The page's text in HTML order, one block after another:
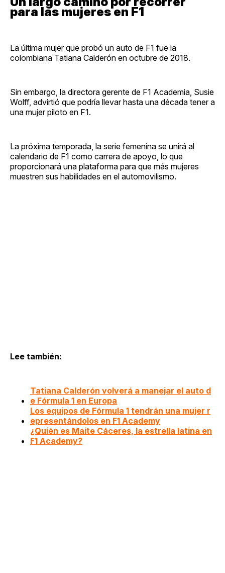
para las mujeres en F1
La última mujer que probó un auto de F1 fue la
colombiana Tatiana Calderón en octubre de 2018.
Sin embargo, la directora gerente de F1 Academia, Susie
Wolff, advirtió que podría llevar hasta una década tener a
una mujer piloto en F1.
La próxima temporada, la serie femenina se unirá al
calendario de F1 como carrera de apoyo, lo que
proporcionará una plataforma para que más mujeres
muestren sus habilidades en el automovilismo.
Lee también:
Tatiana Calderón volverá a manejar el auto d
e Fórmula 1 en Europa
Los equipos de Fórmula 1 tendrán una mujer r
epresentándolos en F1 Academy
¿Quién es Maite Cáceres, la estrella latina en
F1 Academy?